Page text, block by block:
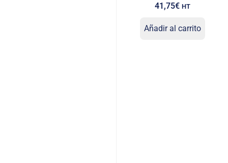
41,75€ HT
Añadir al carrito